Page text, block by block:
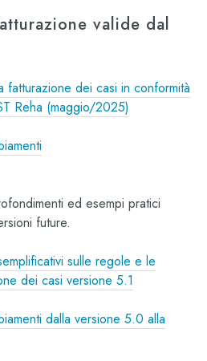
valide dal
dei casi in conformità
Reha (maggio/2025)
ed esempi pratici
future.
sulle regole e le
dei casi versione 5.1
dalla versione 5.0 alla